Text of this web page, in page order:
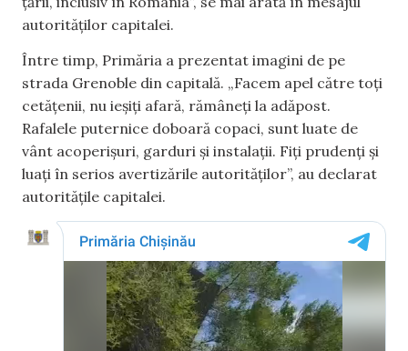
autorităților capitalei.
Între timp, Primăria a prezentat imagini de pe
strada Grenoble din capitală. „Facem apel către toți
cetățenii, nu ieșiți afară, rămâneți la adăpost.
Rafalele puternice doboară copaci, sunt luate de
vânt acoperișuri, garduri și instalații. Fiți prudenți și
luați în serios avertizările autorităților”, au declarat
autoritățile capitalei.